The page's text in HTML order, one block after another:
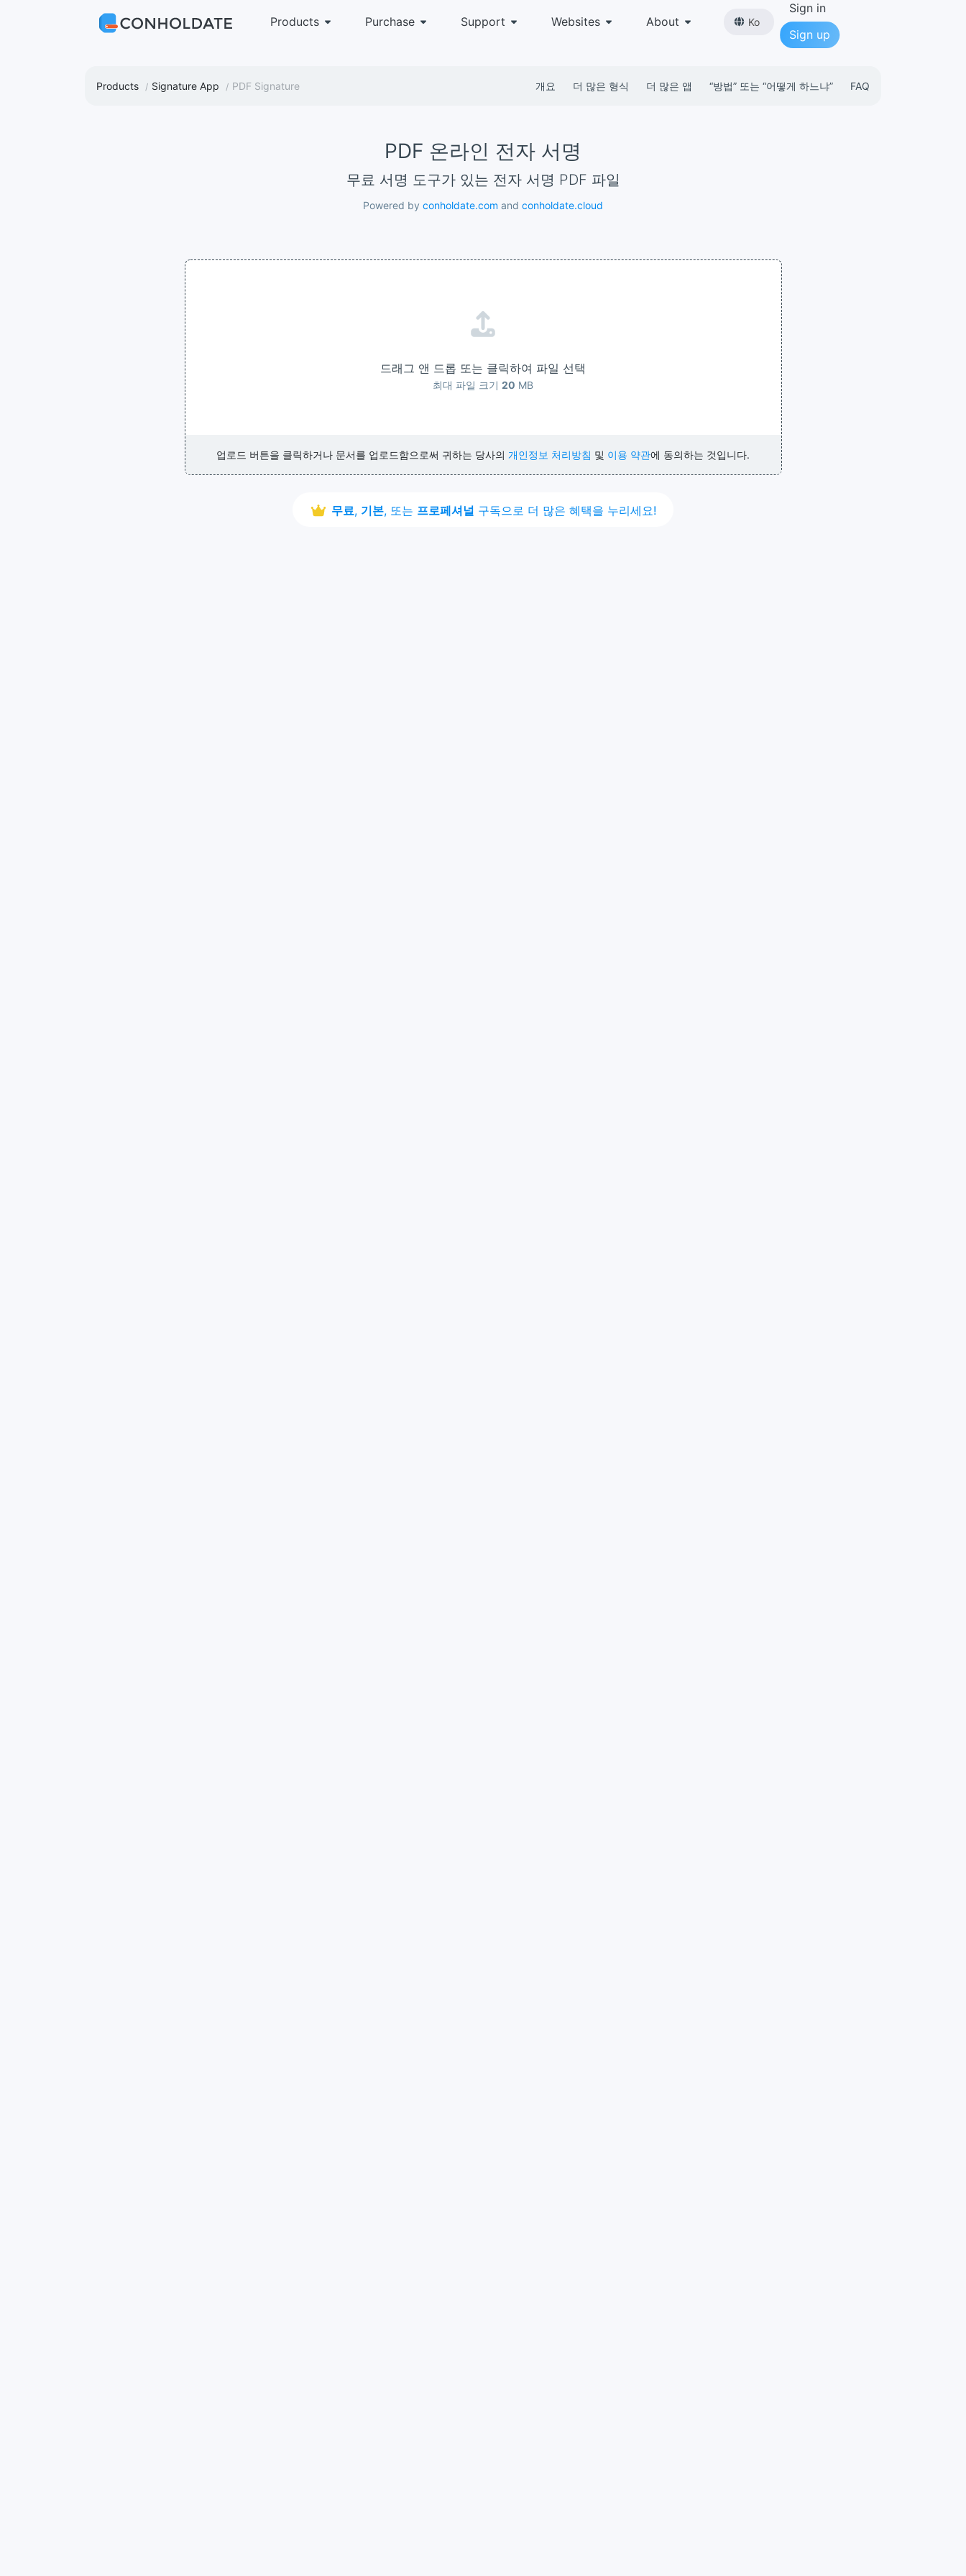
Products Purchase Support Websites About Ko
Sign in
Sign up
Products Signature App PDF Signature 개요 더 많은 형식 더 많은 앱 “방법” 또는 “어떻게 하느냐” FAQ
PDF 온라인 전자 서명
무료 서명 도구가 있는 전자 서명 PDF 파일
Powered by conholdate.com and conholdate.cloud
드래그 앤 드롭 또는 클릭하여 파일 선택
최대 파일 크기 20 MB
업로드 버튼을 클릭하거나 문서를 업로드함으로써 귀하는 당사의 개인정보 처리방침 및 이용 약관에 동의하는 것입니다.
무료, 기본, 또는 프로페셔널 구독으로 더 많은 혜택을 누리세요!